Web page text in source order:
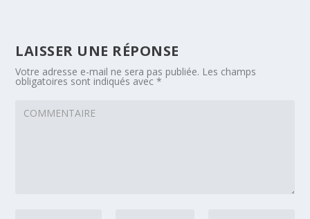
LAISSER UNE RÉPONSE
Votre adresse e-mail ne sera pas publiée. Les champs
obligatoires sont indiqués avec*